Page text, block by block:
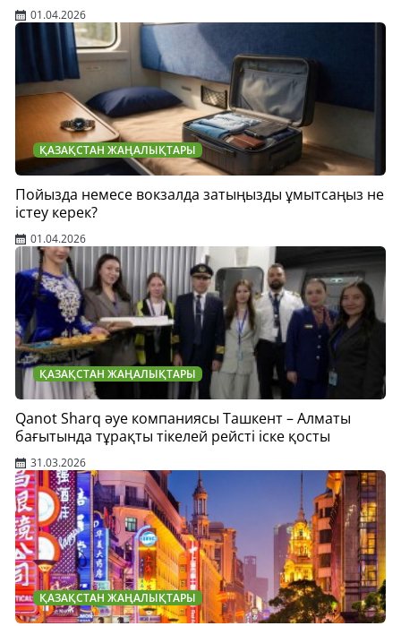
01.04.2026
ҚАЗАҚСТАН ЖАҢАЛЫҚТАРЫ
Пойызда немесе вокзалда затыңызды ұмытсаңыз не
істеу керек?
01.04.2026
ҚАЗАҚСТАН ЖАҢАЛЫҚТАРЫ
Qanot Sharq әуе компаниясы Ташкент – Алматы
бағытында тұрақты тікелей рейсті іске қосты
31.03.2026
ҚАЗАҚСТАН ЖАҢАЛЫҚТАРЫ